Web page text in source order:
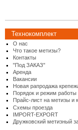
Технокомплект
О нас
Что такое метизы?
Контакты
"Под ЗАКАЗ"
Аренда
Вакансии
Новая рапродажа
Порядок и режим работы
Прайс-лист на метизы и
Схемы проезда
IMPORT-EXPORT
Дружковский метизный